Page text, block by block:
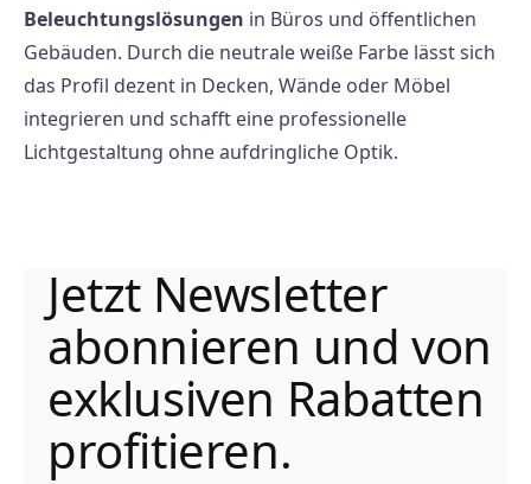
Beleuchtungslösungen in Büros und öffentlichen
Gebäuden. Durch die neutrale weiße Farbe lässt sich
das Profil dezent in Decken, Wände oder Möbel
integrieren und schafft eine professionelle
Lichtgestaltung ohne aufdringliche Optik.
Jetzt Newsletter
abonnieren und von
exklusiven Rabatten
profitieren.